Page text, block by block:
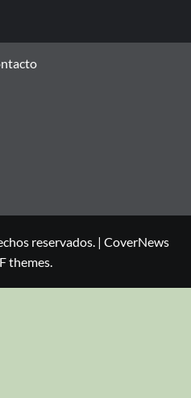
reservados. | CoverNews
themes.